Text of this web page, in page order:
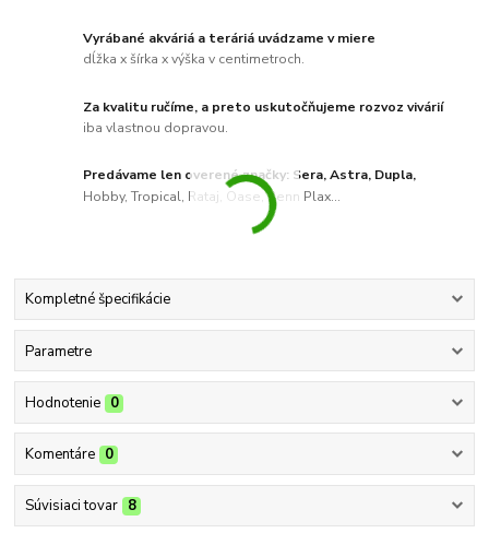
Vyrábané akváriá a teráriá uvádzame v miere
dĺžka x šírka x výška v centimetroch.
Za kvalitu ručíme, a preto uskutočňujeme rozvoz vivárií
iba vlastnou dopravou.
Predávame len overené značky: Sera, Astra, Dupla,
Hobby, Tropical, Rataj, Oase, Penn Plax...
Kompletné špecifikácie
Parametre
Hodnotenie 0
Komentáre 0
Súvisiaci tovar 8